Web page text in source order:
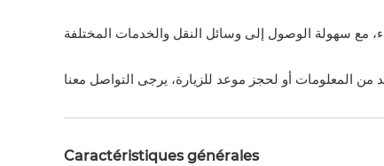
Caractéristiques générales